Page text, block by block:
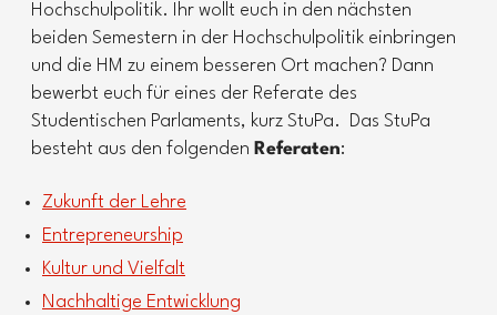
Hochschulpolitik. Ihr wollt euch in den nächsten
beiden Semestern in der Hochschulpolitik einbringen
und die HM zu einem besseren Ort machen? Dann
bewerbt euch für eines der Referate des
Studentischen Parlaments, kurz StuPa. Das StuPa
besteht aus den folgenden Referaten:
Zukunft der Lehre
Entrepreneurship
Kultur und Vielfalt
Nachhaltige Entwicklung